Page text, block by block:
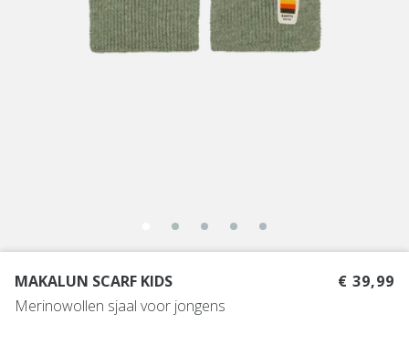
MAKALUN SCARF KIDS
Merinowollen sjaal voor jongens
€ 39,99